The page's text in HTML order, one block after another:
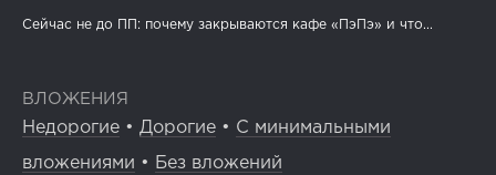
Сейчас не до ПП: почему закрываются кафе «ПэПэ» и что...
ВЛОЖЕНИЯ
Недорогие • Дорогие • С минимальными
вложениями • Без вложений